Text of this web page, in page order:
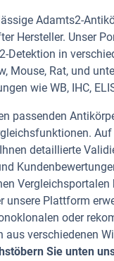
Adamts2-
Hersteller. Unser
Detektion in
Mouse, Rat, und
wie WB, IHC,
passenden
Auf
detaillierte
Vergleichsportalen
unsere Plattform
oder
aus verschiedenen
Sie unten